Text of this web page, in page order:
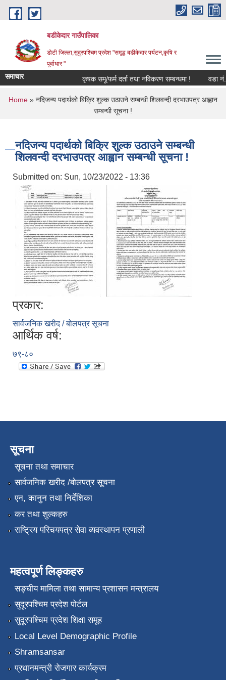
Skip to main content
बडीकेदार गाउँपालिका
डोटी जिल्ला,सूदुरपश्चिम प्रदेश "समृद्ध बडीकेदार पर्यटन,कृषि र
पूर्वाधार "
समाचार कृषक समू/फर्म दर्ता तथा नविकरण सम्बन्धमा ! वडा
You are here
Home » नदिजन्य पदार्थको बिक्रि शुल्क उठाउने सम्बन्धी शिलवन्दी दरभाउपत्र आह्वान
सम्बन्धी सूचना !
नदिजन्य पदार्थको बिक्रि शुल्क उठाउने सम्बन्धी
शिलवन्दी दरभाउपत्र आह्वान सम्बन्धी सूचना !
Submitted on: Sun, 10/23/2022 - 13:36
प्रकार:
सार्वजनिक खरीद / बोलपत्र सूचना
आर्थिक वर्ष:
७९-८०
सूचना
सूचना तथा समाचार
सार्वजनिक खरीद /बोलपत्र सूचना
एन, कानुन तथा निर्देशिका
कर तथा शुल्कहरु
राष्ट्रिय परिचयपत्र सेवा व्यवस्थापन प्रणाली
महत्वपूर्ण लिङ्कहरु
सङ्‍घीय मामिला तथा सामान्य प्रशासन मन्त्रालय
सुदूरपश्चिम प्रदेश पोर्टल
सुदूरपश्चिम प्रदेश शिक्षा समूह
Local Level Demographic Profile
Shramsansar
प्रधानमन्त्री रोजगार कार्यक्रम